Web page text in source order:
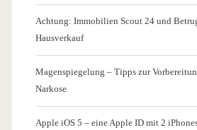
Achtung: Immobilien Scout 24 und
Hausverkauf
Magenspiegelung – Tipps zur
Narkose
Apple iOS 5 – eine Apple ID mit 2